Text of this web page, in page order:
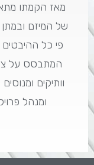
מאז הקמתו
של המיזם
פי כל
המתבסס על
וותיקים
ומנהל